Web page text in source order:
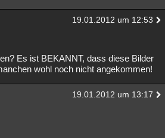
19.01.2012 um 12:53
Es ist BEKANNT, dass diese Bilder
wohl noch nicht angekommen!
19.01.2012 um 13:17